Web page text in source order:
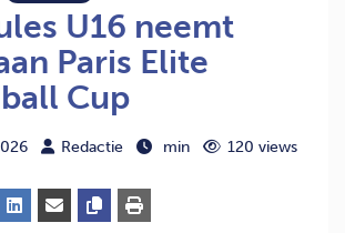
U16 neemt
Paris Elite
Cup
Redactie min 120 views